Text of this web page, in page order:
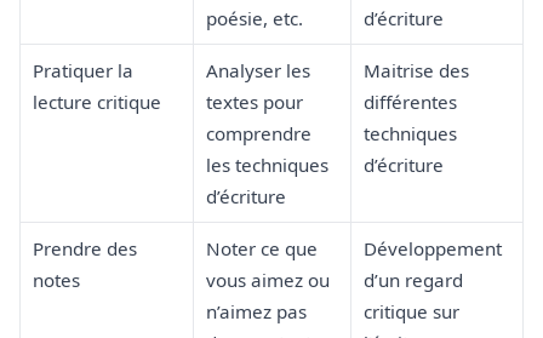
poésie, etc.
d’écriture
Pratiquer la
lecture critique
Analyser les
textes pour
comprendre
les techniques
d’écriture
Maitrise des
différentes
techniques
d’écriture
Prendre des
notes
Noter ce que
vous aimez ou
n’aimez pas
Développement
d’un regard
critique sur